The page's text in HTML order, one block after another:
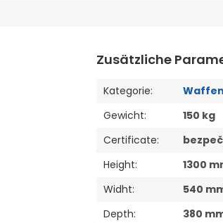
Zusätzliche
Kategorie:
Gewicht:
150 kg
Certificate:
Height:
1300
Widht:
540
Depth:
380